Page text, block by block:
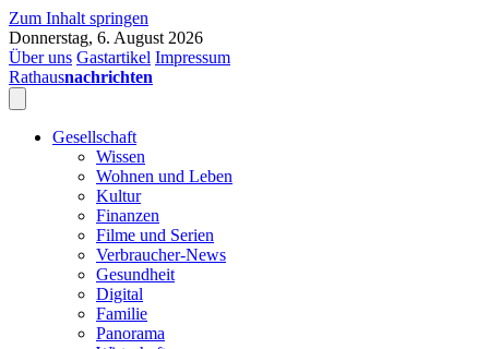
Zum Inhalt springen
Donnerstag, 6. August 2026
Über uns Gastartikel Impressum
Rathausnachrichten
Gesellschaft
Wissen
Wohnen und Leben
Kultur
Finanzen
Filme und Serien
Verbraucher-News
Gesundheit
Digital
Familie
Panorama